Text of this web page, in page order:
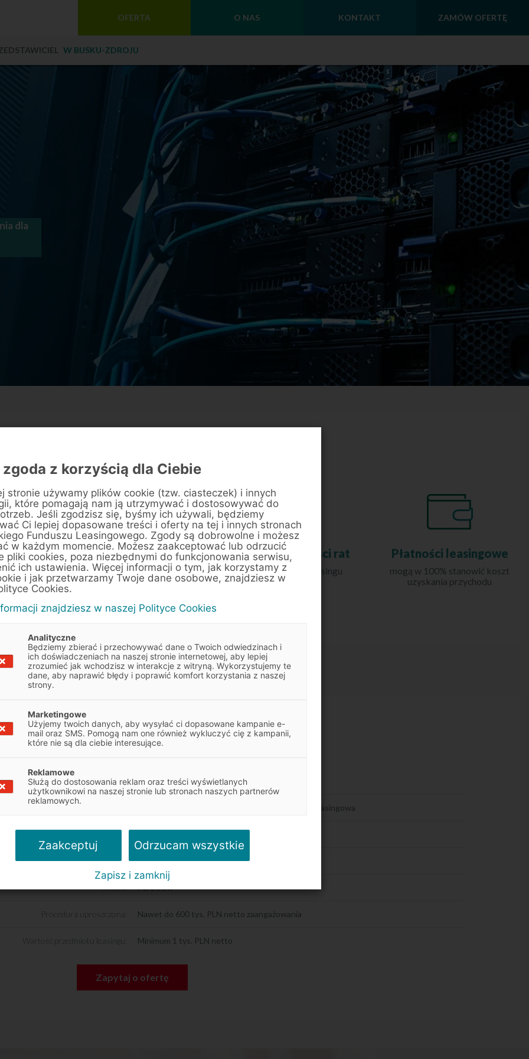
OFERTA O NAS KONTAKT ZAMÓW OFERTĘ
W BUSKU-ZDROJU
dla
Zalety
Sprzęt i
oprogramowanie
wraz z instalacją - to wszystko
Zmiana wysokości rat
przez internet w Leasingu
Swobodnym
Płatności leasingowe
mogą w 100% stanowić koszt
uzyskania przychodu
Warunki finansowania
Rodzaj przedmiotu leasingu: Nowe
Rodzaj finansowania: Leasing operacyjny, leasing finansowy, pożyczka leasingowa
Okres finansowania:
Wpłata własna: Od 0-45%
Waluta: PLN, EUR
Procedura uproszczona: Nawet do 600 tys. PLN netto zaangażowania
Wartość przedmiotu leasingu: Minimum 1 tys. PLN netto
Zapytaj o ofertę
z korzyścią dla Ciebie
stronie używamy plików cookie (tzw. ciasteczek) i innych
które pomagają nam ją utrzymywać i dostosowywać do
Jeśli zgodzisz się, byśmy ich używali, będziemy
Ci lepiej dopasowane treści i oferty na tej i innych stronach
Funduszu Leasingowego. Zgody są dobrowolne i możesz
w każdym momencie. Możesz zaakceptować lub odrzucić
pliki cookies, poza niezbędnymi do funkcjonowania serwisu,
ich ustawienia. Więcej informacji o tym, jak korzystamy z
i jak przetwarzamy Twoje dane osobowe, znajdziesz w
Cookies.
znajdziesz w naszej Polityce Cookies
Analityczne
Będziemy zbierać i przechowywać dane o Twoich odwiedzinach i
ich doświadczeniach na naszej stronie internetowej, aby lepiej
zrozumieć jak wchodzisz w interakcje z witryną. Wykorzystujemy te
dane, aby naprawić błędy i poprawić komfort korzystania z naszej
strony.
Marketingowe
Użyjemy twoich danych, aby wysyłać ci dopasowane kampanie e-
mail oraz SMS. Pomogą nam one również wykluczyć cię z kampanii,
które nie są dla ciebie interesujące.
Reklamowe
Służą do dostosowania reklam oraz treści wyświetlanych
użytkownikowi na naszej stronie lub stronach naszych partnerów
reklamowych.
Zaakceptuj Odrzucam wszystkie
Zapisz i zamknij